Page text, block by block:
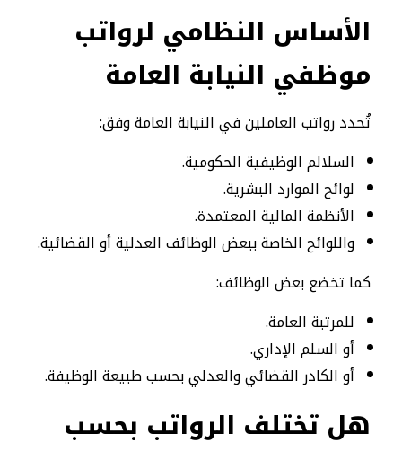
الأساس النظامي لرواتب
موظفي النيابة العامة
تُحدد رواتب العاملين في النيابة العامة وفق:
السلالم الوظيفية الحكومية.
لوائح الموارد البشرية.
الأنظمة المالية المعتمدة.
واللوائح الخاصة ببعض الوظائف العدلية أو القضائية.
كما تخضع بعض الوظائف:
للمرتبة العامة.
أو السلم الإداري.
أو الكادر القضائي والعدلي بحسب طبيعة الوظيفة.
هل تختلف الرواتب بحسب